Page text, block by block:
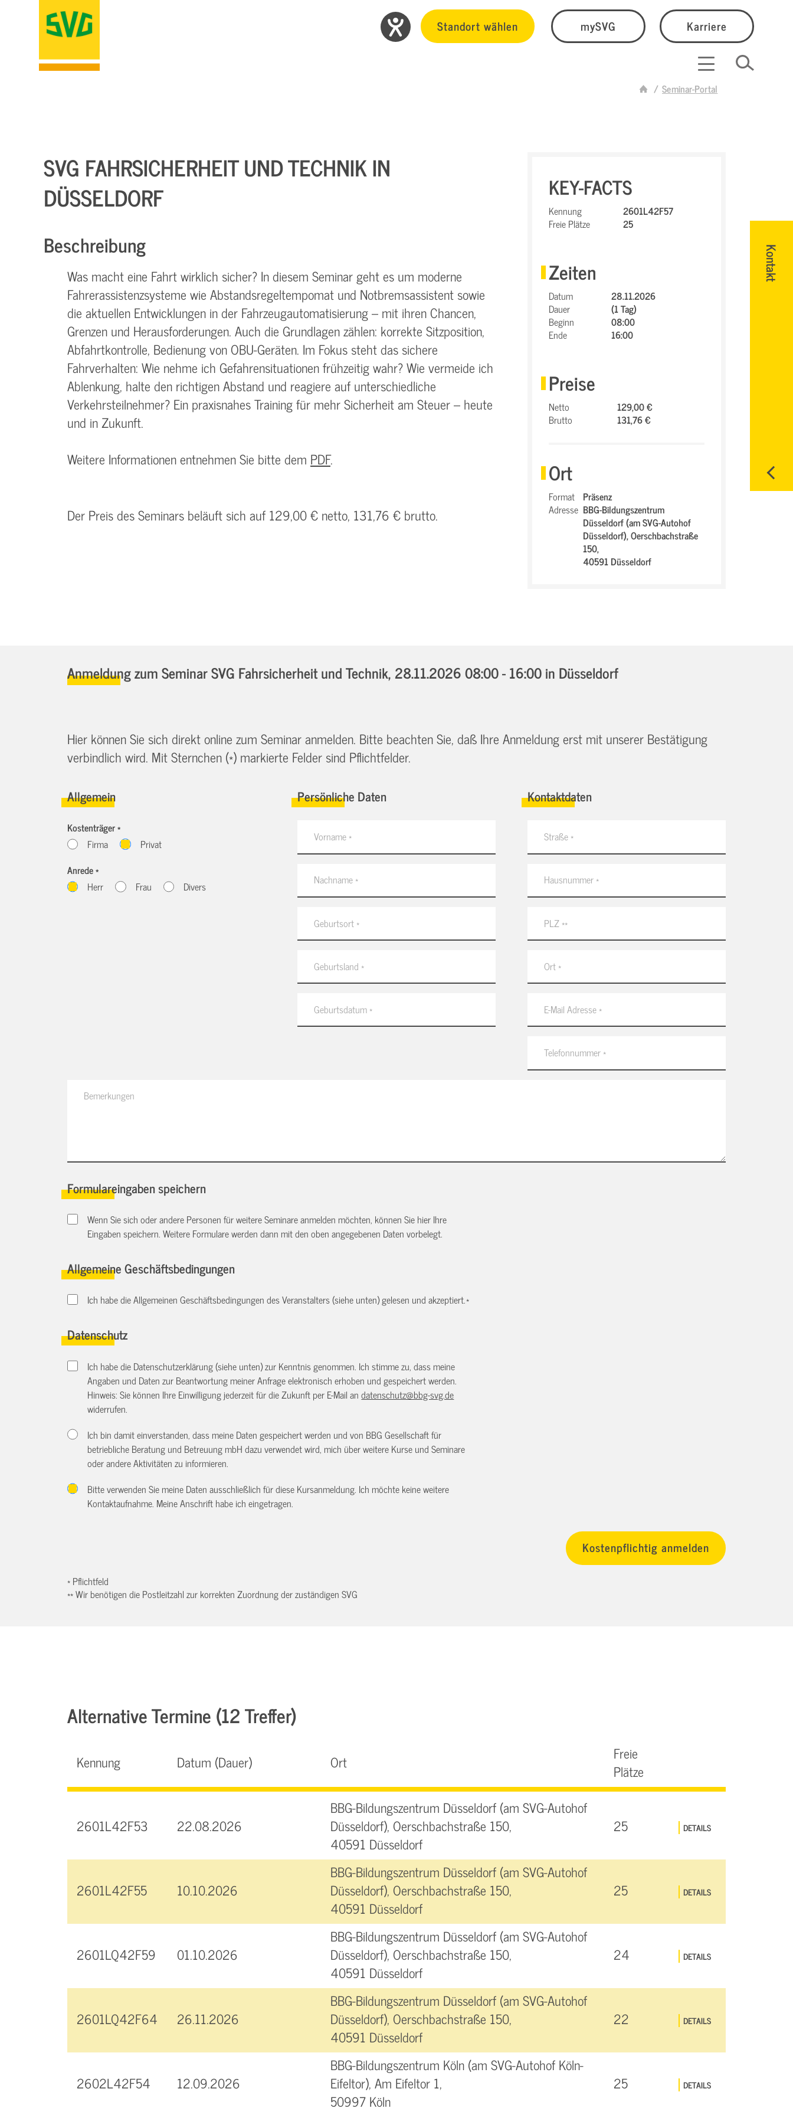
Standort wählen mySVG Karriere
Seminar-Portal
Kontakt
SVG FAHRSICHERHEIT UND TECHNIK IN
DÜSSELDORF
Beschreibung
Was macht eine Fahrt wirklich sicher? In diesem Seminar geht es um moderne
Fahrerassistenzsysteme wie Abstandsregeltempomat und Notbremsassistent sowie
die aktuellen Entwicklungen in der Fahrzeugautomatisierung – mit ihren Chancen,
Grenzen und Herausforderungen. Auch die Grundlagen zählen: korrekte Sitzposition,
Abfahrtkontrolle, Bedienung von OBU-Geräten. Im Fokus steht das sichere
Fahrverhalten: Wie nehme ich Gefahrensituationen frühzeitig wahr? Wie vermeide ich
Ablenkung, halte den richtigen Abstand und reagiere auf unterschiedliche
Verkehrsteilnehmer? Ein praxisnahes Training für mehr Sicherheit am Steuer – heute
und in Zukunft.
Weitere Informationen entnehmen Sie bitte dem PDF.
Der Preis des Seminars beläuft sich auf 129,00 € netto, 131,76 € brutto.
KEY-FACTS
Kennung
2601L42F57
Freie Plätze
25
Zeiten
Datum
28.11.2026
Dauer
(1 Tag)
Beginn
08:00
Ende
16:00
Preise
Netto
129,00 €
Brutto
131,76 €
Ort
Format Präsenz
Adresse BBG-Bildungszentrum
Düsseldorf (am SVG-Autohof
Düsseldorf),Oerschbachstraße
150,
40591 Düsseldorf
Anmeldung zum Seminar SVG Fahrsicherheit und Technik, 28.11.2026 08:00 - 16:00in Düsseldorf
Hier können Sie sich direkt online zum Seminar anmelden. Bitte beachten Sie, daß Ihre Anmeldung erst mit unserer Bestätigung
verbindlich wird. Mit Sternchen (*) markierte Felder sind Pflichtfelder.
Allgemein
Kostenträger *
Firma
Privat
Anrede *
Herr
Frau Divers
Persönliche Daten Kontaktdaten
Formulareingaben speichern
Wenn Sie sich oder andere Personen für weitere Seminare anmelden möchten, können Sie hier Ihre
Eingaben speichern. Weitere Formulare werden dann mit den oben angegebenen Daten vorbelegt.
Allgemeine Geschäftsbedingungen
Ich habe die Allgemeinen Geschäftsbedingungen des Veranstalters (siehe unten) gelesen und akzeptiert.*
Datenschutz
Ich habe die Datenschutzerklärung (siehe unten) zur Kenntnis genommen. Ich stimme zu, dass meine
Angaben und Daten zur Beantwortung meiner Anfrage elektronisch erhoben und gespeichert werden.
Hinweis: Sie können Ihre Einwilligung jederzeit für die Zukunft per E-Mail andatenschutz@bbg-svg.de
widerrufen.
Ich bin damit einverstanden, dass meine Daten gespeichert werden und von BBG Gesellschaft für
betriebliche Beratung und Betreuung mbH dazu verwendet wird, mich über weitere Kurse und Seminare
oder andere Aktivitäten zu informieren.
Bitte verwenden Sie meine Daten ausschließlich für diese Kursanmeldung. Ich möchte keine weitere
Kontaktaufnahme. Meine Anschrift habe ich eingetragen.
* Pflichtfeld
** Wir benötigen die Postleitzahl zur korrekten Zuordnung der zuständigen SVG
Alternative Termine (12 Treffer)
Kennung Datum (Dauer) Ort
Freie
Plätze
2601L42F53 22.08.2026
BBG-Bildungszentrum Düsseldorf (am SVG-Autohof
Düsseldorf), Oerschbachstraße 150,
40591 Düsseldorf
25 DETAILS
2601L42F55 10.10.2026
BBG-Bildungszentrum Düsseldorf (am SVG-Autohof
Düsseldorf), Oerschbachstraße 150,
40591 Düsseldorf
25 DETAILS
2601LQ42F59 01.10.2026
BBG-Bildungszentrum Düsseldorf (am SVG-Autohof
Düsseldorf), Oerschbachstraße 150,
40591 Düsseldorf
24 DETAILS
2601LQ42F64 26.11.2026
BBG-Bildungszentrum Düsseldorf (am SVG-Autohof
Düsseldorf), Oerschbachstraße 150,
40591 Düsseldorf
22 DETAILS
2602L42F54 12.09.2026
BBG-Bildungszentrum Köln (am SVG-Autohof Köln-
Eifeltor), Am Eifeltor 1,
50997 Köln
25 DETAILS